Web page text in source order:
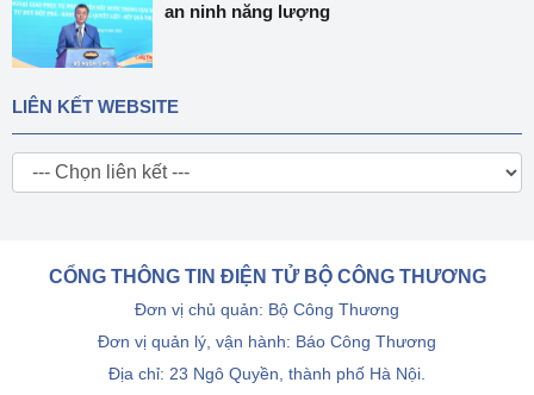
an ninh năng lượng
LIÊN KẾT WEBSITE
CỔNG THÔNG TIN ĐIỆN TỬ BỘ CÔNG THƯƠNG
Đơn vị chủ quản: Bộ Công Thương
Đơn vị quản lý, vận hành: Báo Công Thương
Địa chỉ: 23 Ngô Quyền, thành phố Hà Nội.